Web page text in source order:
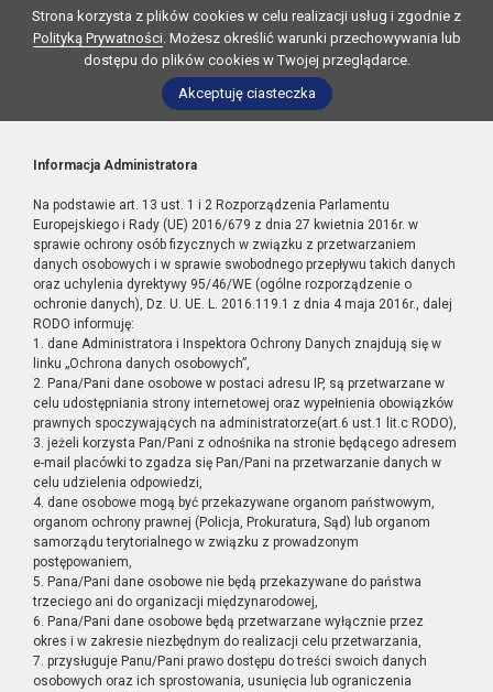
Strona korzysta z plików cookies w celu realizacji usług i zgodnie z
Polityką Prywatności. Możesz określić warunki przechowywania lub
dostępu do plików cookies w Twojej przeglądarce.
Akceptuję ciasteczka
Informacja Administratora
Na podstawie art. 13 ust. 1 i 2 Rozporządzenia Parlamentu
Europejskiego i Rady (UE) 2016/679 z dnia 27 kwietnia 2016r. w
sprawie ochrony osób fizycznych w związku z przetwarzaniem
danych osobowych i w sprawie swobodnego przepływu takich danych
oraz uchylenia dyrektywy 95/46/WE (ogólne rozporządzenie o
ochronie danych), Dz. U. UE. L. 2016.119.1 z dnia 4 maja 2016r., dalej
RODO informuję:
1. dane Administratora i Inspektora Ochrony Danych znajdują się w
linku „Ochrona danych osobowych”,
2. Pana/Pani dane osobowe w postaci adresu IP, są przetwarzane w
celu udostępniania strony internetowej oraz wypełnienia obowiązków
prawnych spoczywających na administratorze(art.6 ust.1 lit.c RODO),
3. jeżeli korzysta Pan/Pani z odnośnika na stronie będącego adresem
e-mail placówki to zgadza się Pan/Pani na przetwarzanie danych w
celu udzielenia odpowiedzi,
4. dane osobowe mogą być przekazywane organom państwowym,
organom ochrony prawnej (Policja, Prokuratura, Sąd) lub organom
samorządu terytorialnego w związku z prowadzonym
postępowaniem,
5. Pana/Pani dane osobowe nie będą przekazywane do państwa
trzeciego ani do organizacji międzynarodowej,
6. Pana/Pani dane osobowe będą przetwarzane wyłącznie przez
okres i w zakresie niezbędnym do realizacji celu przetwarzania,
7. przysługuje Panu/Pani prawo dostępu do treści swoich danych
osobowych oraz ich sprostowania, usunięcia lub ograniczenia